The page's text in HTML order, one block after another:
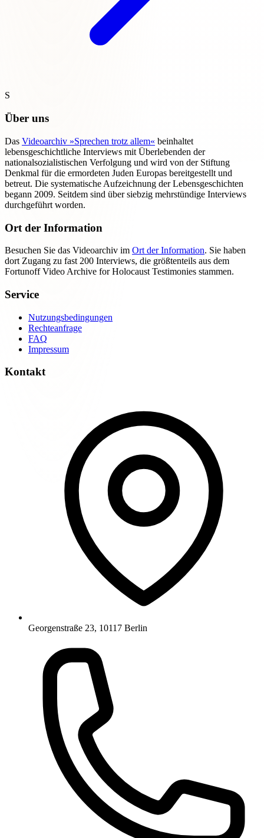
S
Über uns
Das Videoarchiv »Sprechen trotz allem« beinhaltet
lebensgeschichtliche Interviews mit Überlebenden der
nationalsozialistischen Verfolgung und wird von der Stiftung
Denkmal für die ermordeten Juden Europas bereitgestellt und
betreut. Die systematische Aufzeichnung der Lebensgeschichten
begann 2009. Seitdem sind über siebzig mehrstündige Interviews
durchgeführt worden.
Ort der Information
Besuchen Sie das Videoarchiv im Ort der Information. Sie haben
dort Zugang zu fast 200 Interviews, die größtenteils aus dem
Fortunoff Video Archive for Holocaust Testimonies stammen.
Service
Nutzungsbedingungen
Rechteanfrage
FAQ
Impressum
Kontakt
Georgenstraße 23, 10117 Berlin